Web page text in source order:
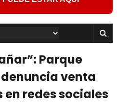
Parque
venta
redes sociales